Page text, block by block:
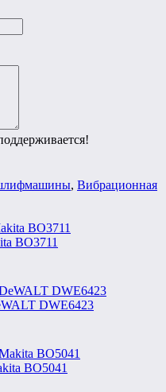
, Вибрационная
BO3711
DWE6423
BO5041